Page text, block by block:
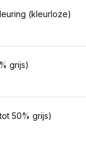
(kleurloze)
grijs)
50% grijs)